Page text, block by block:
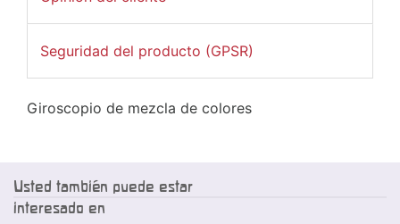
Seguridad del producto (GPSR)
Giroscopio de mezcla de colores
Usted también puede estar
interesado en